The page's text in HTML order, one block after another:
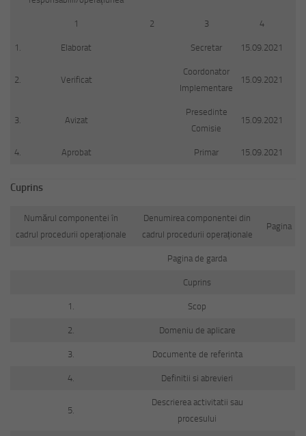
1 2 3 4
1. Elaborat Secretar 15.09.2021
2. Verificat
Coordonator
Implementare
15.09.2021
3. Avizat
Presedinte
Comisie
15.09.2021
4. Aprobat Primar 15.09.2021
Cuprins
Numărul componentei în
cadrul procedurii operaționale
Denumirea componentei din
cadrul procedurii operaționale
Pagina
Pagina de garda
Cuprins
1. Scop
2. Domeniu de aplicare
3. Documente de referinta
4. Definitii si abrevieri
5.
Descrierea activitatii sau
procesului